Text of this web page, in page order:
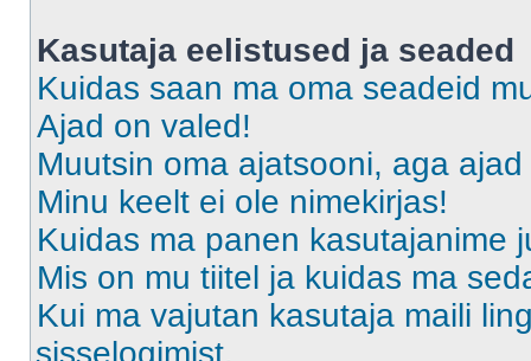
Kasutaja eelistused ja seaded
Kuidas saan ma oma seadeid
Ajad on valed!
Muutsin oma ajatsooni, aga
Minu keelt ei ole nimekirjas!
Kuidas ma panen kasutajanime
Mis on mu tiitel ja kuidas ma
Kui ma vajutan kasutaja maili
sisselogimist.